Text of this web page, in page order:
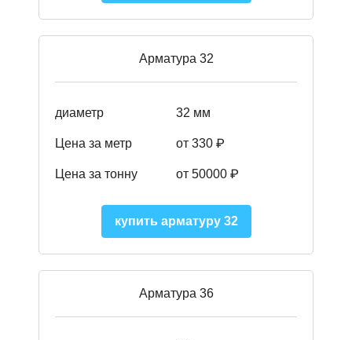
Арматура 32
диаметр 32 мм
Цена за метр от 330 ₽
Цена за тонну от 50000 ₽
купить арматуру 32
Арматура 36